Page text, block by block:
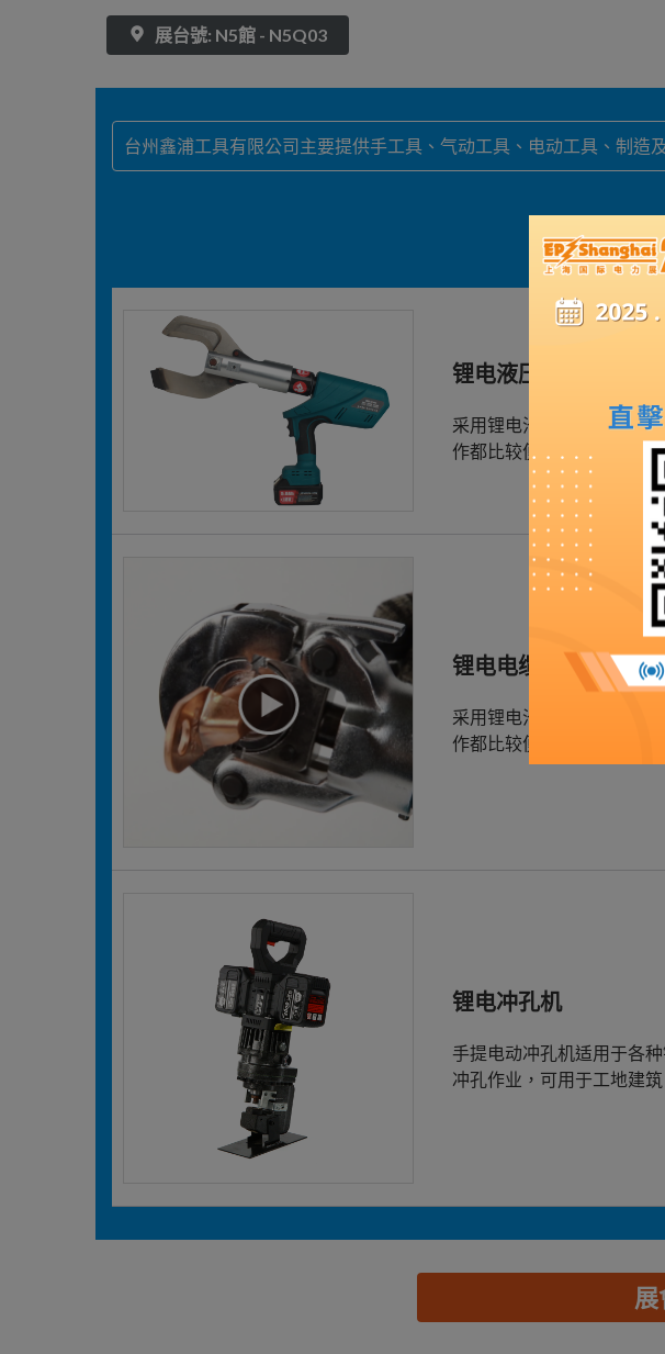
展台號: N5館 - N5Q03
台州鑫浦工具有限公司主要提供手工具、气动工具、电动工具、制造
锂电液压钳
采用锂电池供电，摆脱了
作都比较便利。应用范围
锂电电缆剪
采用锂电池供电，摆脱了
作都比较便利。应用范围
锂电冲孔机
手提电动冲孔机适用于各
冲孔作业，可用于工地建
展